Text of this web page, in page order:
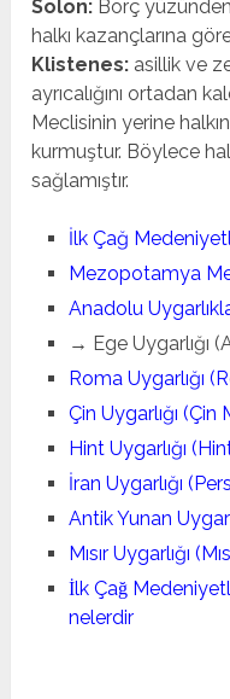
Solon: Borç
halkı kazançlarına göre
Klistenes: asillik ve
ayrıcalığını ortadan
Meclisinin yerine
kurmuştur. Böylece
sağlamıştır.
İlk Çağ
Mezopotamya
Anadolu
→ Ege Uygarlığı
Roma Uygarlığı
Çin Uygarlığı (Çin
Hint Uygarlığı
İran Uygarlığı
Antik Yunan
Mısır Uygarlığı
İlk Çağ
nelerdir